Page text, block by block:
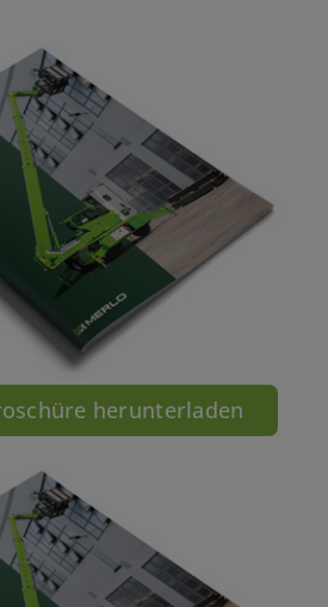
herunterladen